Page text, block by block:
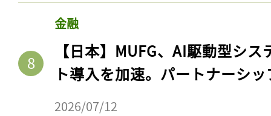
金融
【日本】MUFG、AI駆動型シ
ト導入を加速。パートナーシ
2026/07/12
会員登録